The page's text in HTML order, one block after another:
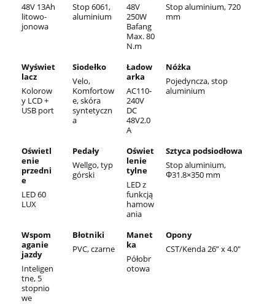
48V 13Ah
litowo-
jonowa
Stop 6061,
aluminium
48V
250W
Bafang
Max. 80
N.m
Stop aluminium, 720
mm
Wyświet
lacz
Kolorow
y LCD +
USB port
Siodełko
Velo,
Komfortow
e, skóra
syntetyczn
a
Ładow
arka
AC110-
240V
DC
48V2.0
A
Nóżka
Pojedyncza, stop
aluminium
Oświetl
enie
przedni
e
LED 60
LUX
Pedały
Wellgo, typ
górski
Oświet
lenie
tylne
LED z
funkcją
hamow
ania
Sztyca podsiodłowa
Stop aluminium,
Φ31.8×350 mm
Wspom
aganie
jazdy
Inteligen
tne, 5
stopnio
we
Błotniki
PVC, czarne
Manet
ka
Półobr
otowa
Opony
CST/Kenda 26” x 4.0"